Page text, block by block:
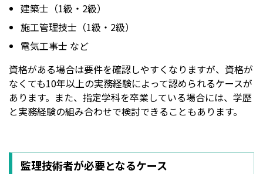
建築士（1級・2級）
施工管理技士（1級・2級）
電気工事士 など
資格がある場合は要件を確認しやすくなりますが、資格が
なくても10年以上の実務経験によって認められるケースが
あります。また、指定学科を卒業している場合には、学歴
と実務経験の組み合わせで検討できることもあります。
監理技術者が必要となるケース